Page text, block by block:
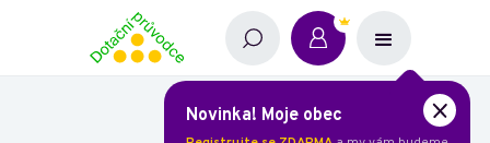
Novinka! Moje obec